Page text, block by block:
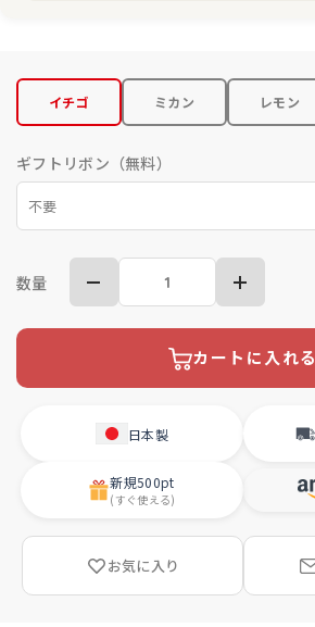
イチゴ ミカン レモン
ギフトリボン（無料）
数量
カートに入れる
日本製
新規500pt
(すぐ使える)
お気に入り